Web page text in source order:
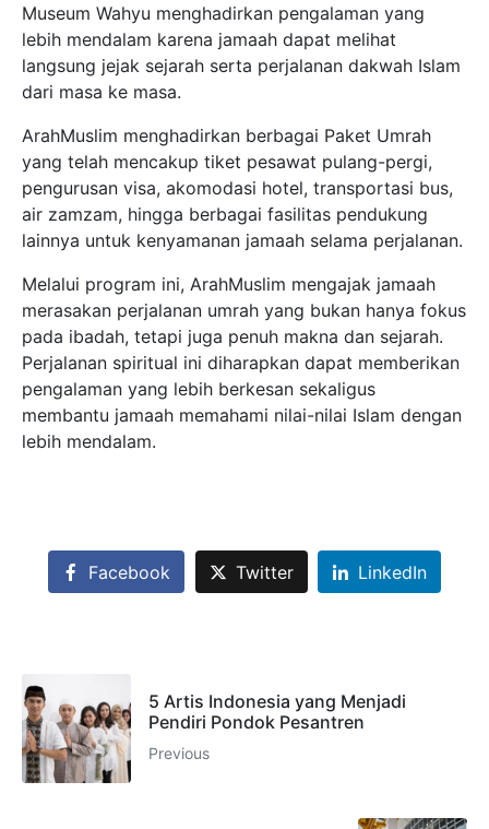
Museum Wahyu menghadirkan pengalaman yang
lebih mendalam karena jamaah dapat melihat
langsung jejak sejarah serta perjalanan dakwah Islam
dari masa ke masa.
ArahMuslim menghadirkan berbagai Paket Umrah
yang telah mencakup tiket pesawat pulang-pergi,
pengurusan visa, akomodasi hotel, transportasi bus,
air zamzam, hingga berbagai fasilitas pendukung
lainnya untuk kenyamanan jamaah selama perjalanan.
Melalui program ini, ArahMuslim mengajak jamaah
merasakan perjalanan umrah yang bukan hanya fokus
pada ibadah, tetapi juga penuh makna dan sejarah.
Perjalanan spiritual ini diharapkan dapat memberikan
pengalaman yang lebih berkesan sekaligus
membantu jamaah memahami nilai-nilai Islam dengan
lebih mendalam.
Facebook Twitter LinkedIn
5 Artis Indonesia yang Menjadi
Pendiri Pondok Pesantren
Previous